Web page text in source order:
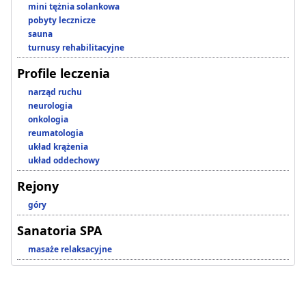
mini tężnia solankowa
pobyty lecznicze
sauna
turnusy rehabilitacyjne
Profile leczenia
narząd ruchu
neurologia
onkologia
reumatologia
układ krążenia
układ oddechowy
Rejony
góry
Sanatoria SPA
masaże relaksacyjne